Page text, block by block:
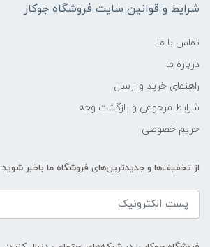
شرایط و قوانین سایت فروشگاه جوکار
تماس با ما
درباره ما
راهنمای خرید و ارسال
شرایط مرجوعی و بازگشت وجه
حریم خصوصی
از تخفیف‌ها و جدیدترین‌های فروشگاه ما باخبر شوید: